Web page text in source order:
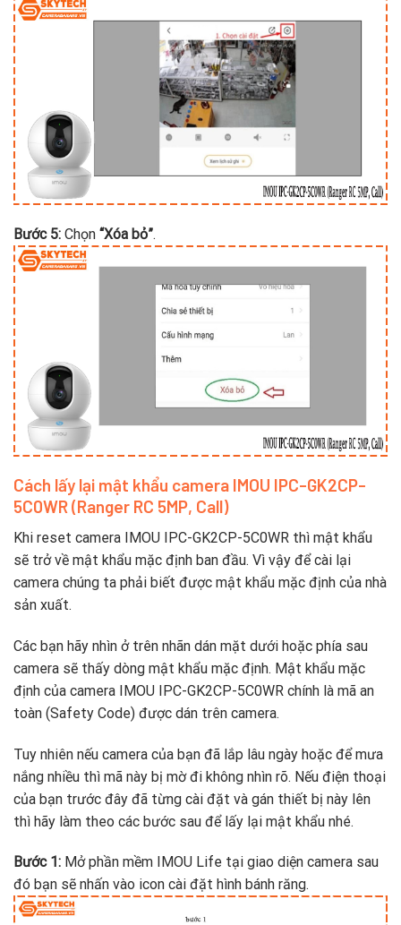
Bước 5: Chọn “Xóa bỏ”.
Cách lấy lại mật khẩu camera IMOU IPC-GK2CP-
5C0WR (Ranger RC 5MP, Call)
Khi reset camera IMOU IPC-GK2CP-5C0WR thì mật khẩu
sẽ trở về mật khẩu mặc định ban đầu. Vì vậy để cài lại
camera chúng ta phải biết được mật khẩu mặc định của nhà
sản xuất.
Các bạn hãy nhìn ở trên nhãn dán mặt dưới hoặc phía sau
camera sẽ thấy dòng mật khẩu mặc định. Mật khẩu mặc
định của camera IMOU IPC-GK2CP-5C0WR chính là mã an
toàn (Safety Code) được dán trên camera.
Tuy nhiên nếu camera của bạn đã lắp lâu ngày hoặc để mưa
nắng nhiều thì mã này bị mờ đi không nhìn rõ. Nếu điện thoại
của bạn trước đây đã từng cài đặt và gán thiết bị này lên
thì hãy làm theo các bước sau để lấy lại mật khẩu nhé.
Bước 1: Mở phần mềm IMOU Life tại giao diện camera sau
đó bạn sẽ nhấn vào icon cài đặt hình bánh răng.